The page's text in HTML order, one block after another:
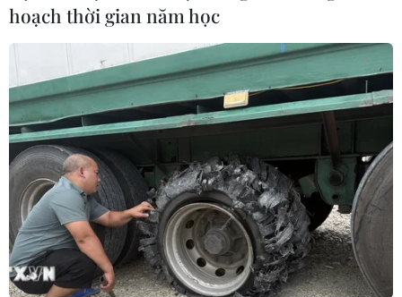
hoạch thời gian năm học